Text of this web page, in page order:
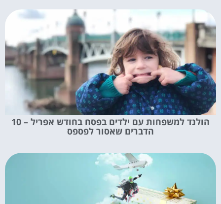
הולנד למשפחות עם ילדים בפסח בחודש אפריל – 10
הדברים שאסור לפספס